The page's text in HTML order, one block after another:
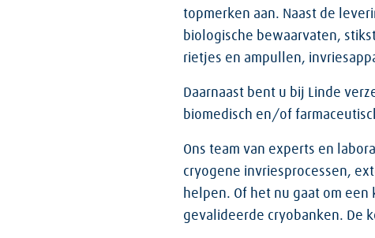
topmerken aan. Naast de
biologische bewaarvaten,
rietjes en ampullen,
Daarnaast bent u bij Linde
biomedisch en/of
Ons team van experts en
cryogene invriesprocessen,
helpen. Of het nu gaat om
gevalideerde cryobanken. De